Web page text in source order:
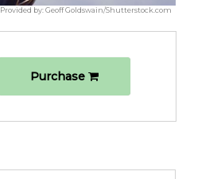
Provided by:Geoff Goldswain/Shutterstock.com
Purchase